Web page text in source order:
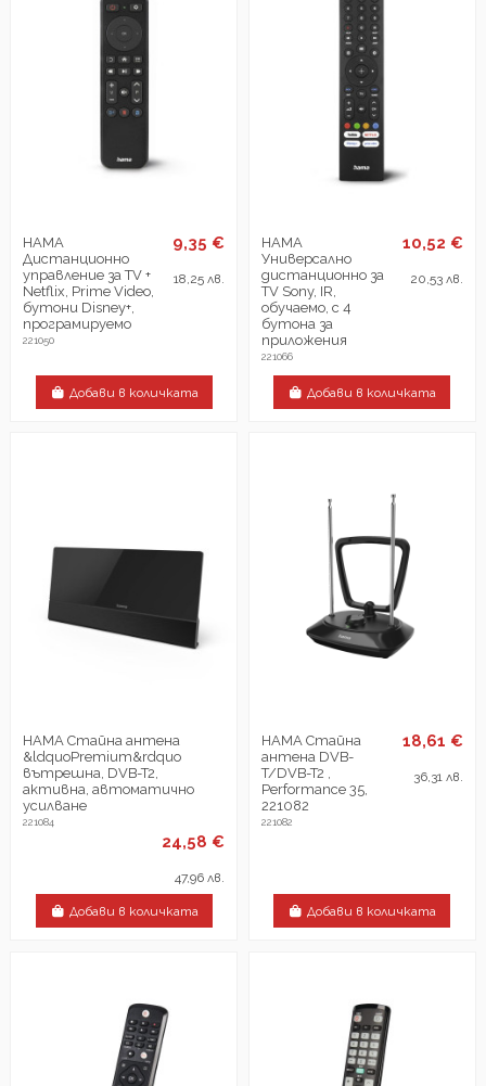
HAMA
Дистанционно
управление за TV +
Netflix, Prime Video,
бутони Disney+,
програмируемо
221050
9,35 €
18,25 лв.
Добави в количката
HAMA
Универсално
дистанционно за
TV Sony, IR,
обучаемо, с 4
бутона за
приложения
221066
10,52 €
20,53 лв.
Добави в количката
HAMA Стайна антена
&ldquoPremium&rdquo
вътрешна, DVB-T2,
активна, автоматично
усилване
221084
24,58 €
47,96 лв.
Добави в количката
HAMA Стайна
антена DVB-
T/DVB-T2 ,
Performance 35,
221082
221082
18,61 €
36,31 лв.
Добави в количката